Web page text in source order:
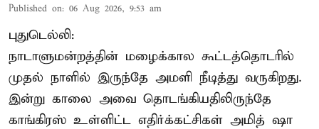
Published on: 06 Aug 2026, 9:53 am
புதுடெல்லி:
நாடாளுமன்றத்தின் மழைக்கால கூட்டத்தொடரில்
முதல் நாளில் இருந்தே அமளி நீடித்து வருகிறது.
இன்று காலை அவை தொடங்கியதிலிருந்தே
காங்கிரஸ் உள்ளிட்ட எதிர்க்கட்சிகள் அமித் ஷா